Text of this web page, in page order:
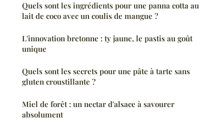
Quels sont les ingrédients pour une panna cotta au
lait de coco avec un coulis de mangue ?
L'innovation bretonne : ty jaune, le pastis au goût
unique
Quels sont les secrets pour une pâte à tarte sans
gluten croustillante ?
Miel de forêt : un nectar d'alsace à savourer
absolument